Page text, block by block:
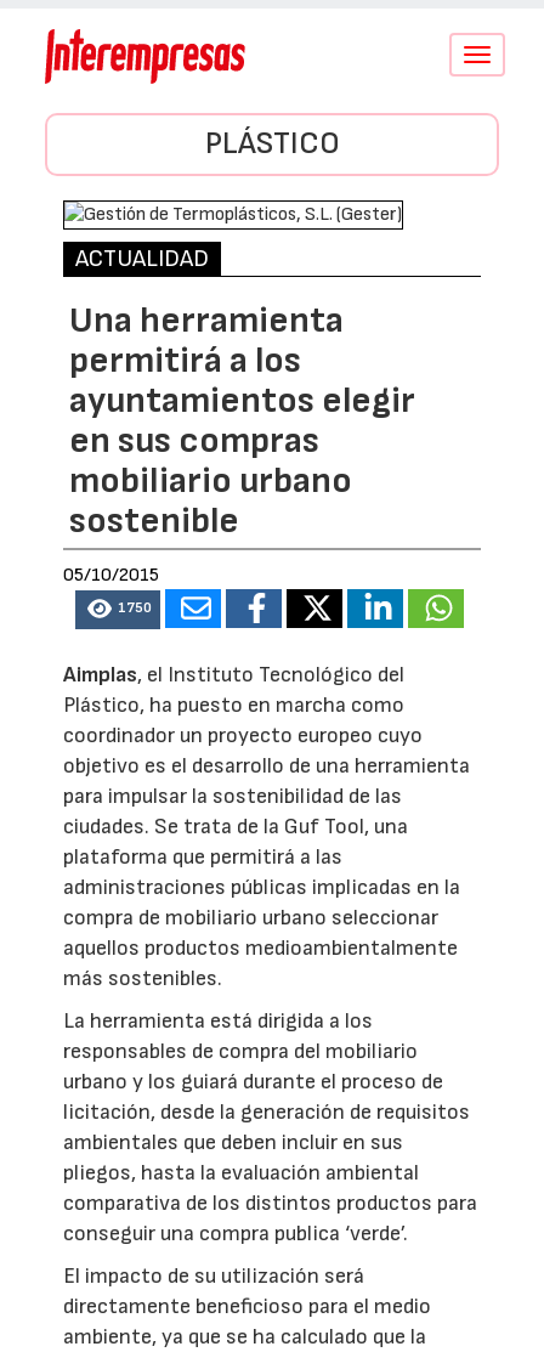
Conmutar
PLÁSTICO
ACTUALIDAD
Una herramienta
permitirá a los
ayuntamientos elegir
en sus compras
mobiliario urbano
sostenible
05/10/2015
1750
Aimplas, el Instituto Tecnológico del
Plástico, ha puesto en marcha como
coordinador un proyecto europeo cuyo
objetivo es el desarrollo de una herramienta
para impulsar la sostenibilidad de las
ciudades. Se trata de la Guf Tool, una
plataforma que permitirá a las
administraciones públicas implicadas en la
compra de mobiliario urbano seleccionar
aquellos productos medioambientalmente
más sostenibles.
La herramienta está dirigida a los
responsables de compra del mobiliario
urbano y los guiará durante el proceso de
licitación, desde la generación de requisitos
ambientales que deben incluir en sus
pliegos, hasta la evaluación ambiental
comparativa de los distintos productos para
conseguir una compra publica ‘verde’.
El impacto de su utilización será
directamente beneficioso para el medio
ambiente, ya que se ha calculado que la